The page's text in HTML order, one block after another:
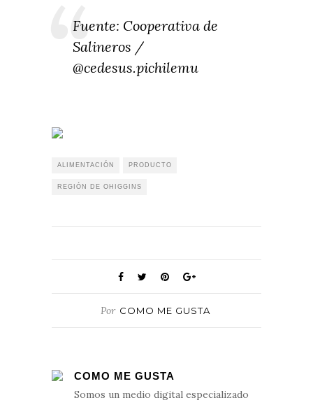
Fuente: Cooperativa de
Salineros /
@cedesus.pichilemu
ALIMENTACIÓN PRODUCTO
REGIÓN DE OHIGGINS
Por COMO ME GUSTA
COMO ME GUSTA
Somos un medio digital especializado